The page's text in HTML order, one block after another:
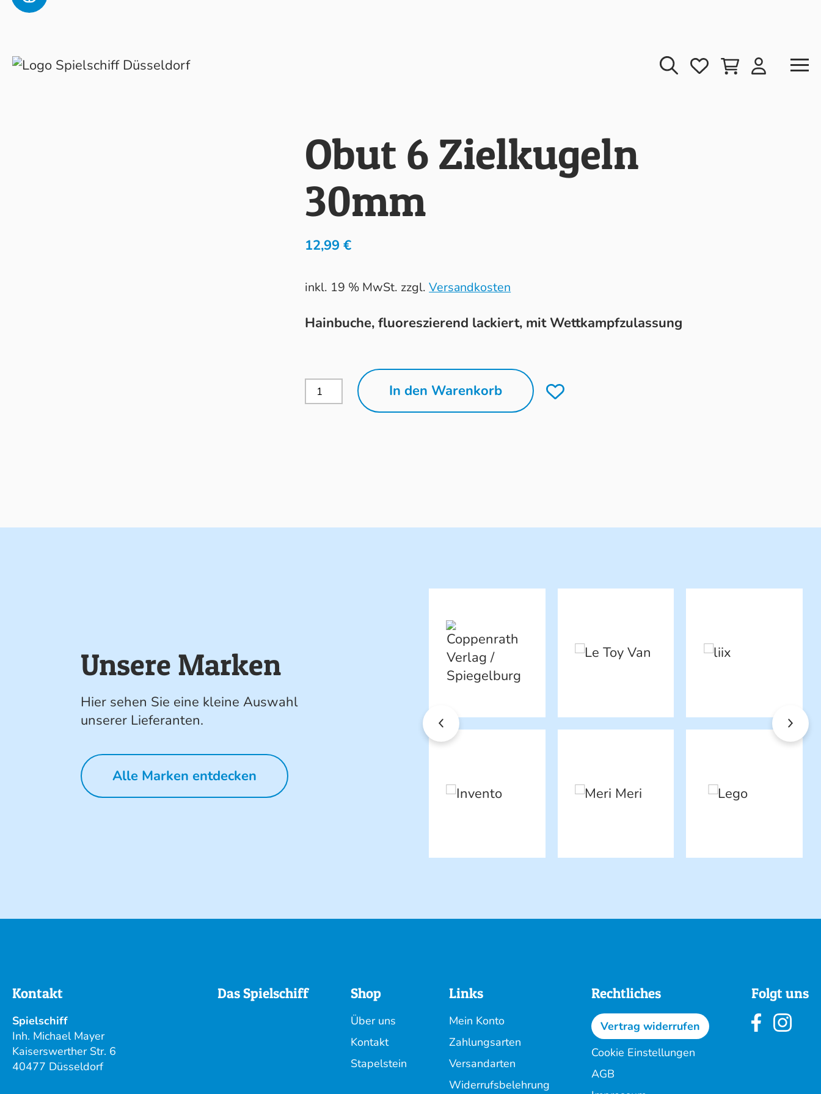
Obut 6 Zielkugeln
30mm
12,99€
inkl. 19 % MwSt. zzgl.Versandkosten
Hainbuche, fluoreszierend lackiert, mit Wettkampfzulassung
Obut
6
In den Warenkorb
Unsere Marken
Hier sehen Sie eine kleine Auswahl
unserer Lieferanten.
Alle Marken entdecken
Kontakt
Spielschiff
Inh. Michael Mayer
Kaiserswerther Str. 6
40477 Düsseldorf
Das Spielschiff Shop
Über uns
Kontakt
Stapelstein
Links
Mein Konto
Zahlungsarten
Versandarten
Widerrufsbelehrung
Rechtliches
Vertrag widerrufen
Cookie Einstellungen
AGB
Folgt uns